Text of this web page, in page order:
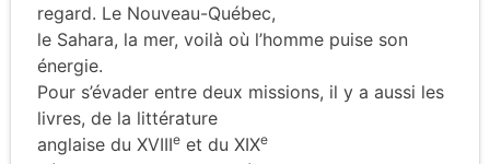
regard. Le Nouveau-Québec,
le Sahara, la mer, voilà où l’homme puise son
énergie.
Pour s’évader entre deux missions, il y a aussi les
livres, de la littérature
anglaise du XVIIIe et du XIXe